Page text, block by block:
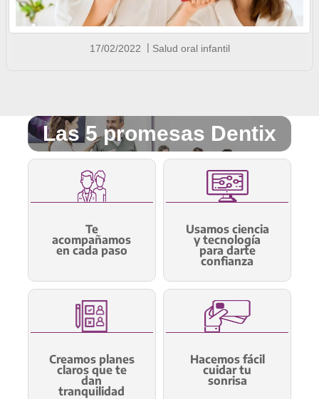
17/02/2022 Salud oral infantil
Las 5 promesas Dentix
Te
acompañamos
en cada paso
Usamos ciencia
y tecnología
para darte
confianza
Creamos planes
claros que te
dan
tranquilidad
Hacemos fácil
cuidar tu
sonrisa